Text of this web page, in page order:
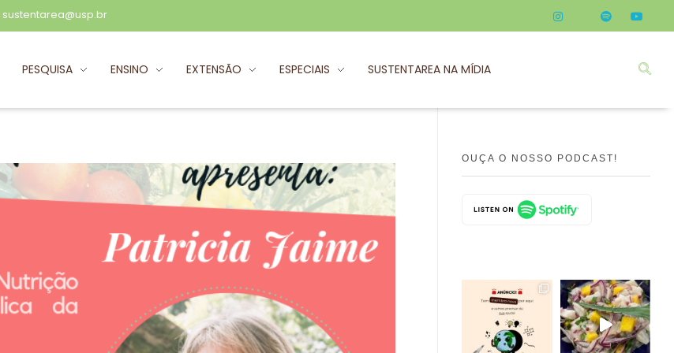
sustentarea@usp.br
PESQUISA ENSINO EXTENSÃO ESPECIAIS SUSTENTAREA NA MÍDIA
OUÇA O NOSSO PODCAST!